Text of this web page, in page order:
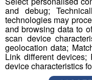
and debug;
technologies may
and browsing data to
scan device
geolocation data;
Link different devices;
device characteristics